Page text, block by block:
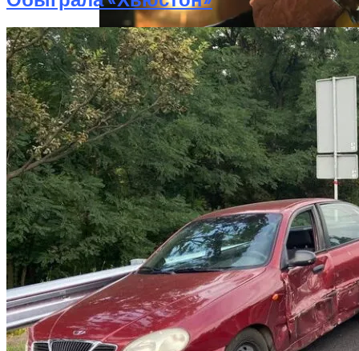
«Веном 3» Получил Зловещее
Название И Ускоренную Премьеру